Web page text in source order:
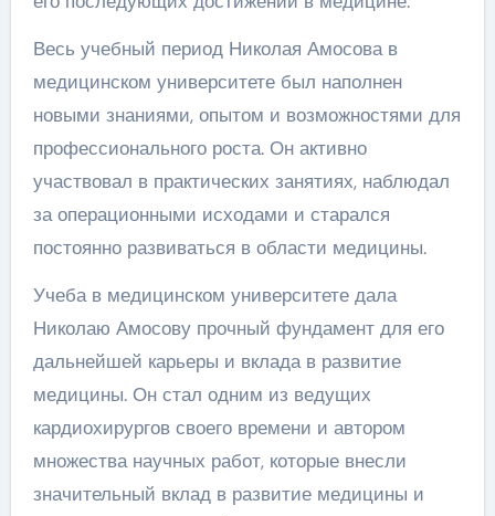
Весь учебный период Николая Амосова в
медицинском университете был наполнен
новыми знаниями, опытом и возможностями для
профессионального роста. Он активно
участвовал в практических занятиях, наблюдал
за операционными исходами и старался
постоянно развиваться в области медицины.
Учеба в медицинском университете дала
Николаю Амосову прочный фундамент для его
дальнейшей карьеры и вклада в развитие
медицины. Он стал одним из ведущих
кардиохирургов своего времени и автором
множества научных работ, которые внесли
значительный вклад в развитие медицины и